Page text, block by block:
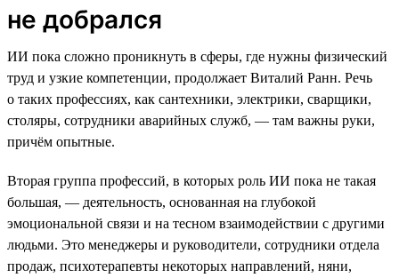
не добрался
ИИ пока сложно проникнуть в сферы, где нужны физический
труд и узкие компетенции, продолжает Виталий Ранн. Речь
о таких профессиях, как сантехники, электрики, сварщики,
столяры, сотрудники аварийных служб, — там важны руки,
причём опытные.
Вторая группа профессий, в которых роль ИИ пока не такая
большая, — деятельность, основанная на глубокой
эмоциональной связи и на тесном взаимодействии с другими
людьми. Это менеджеры и руководители, сотрудники отдела
продаж, психотерапевты некоторых направлений, няни,